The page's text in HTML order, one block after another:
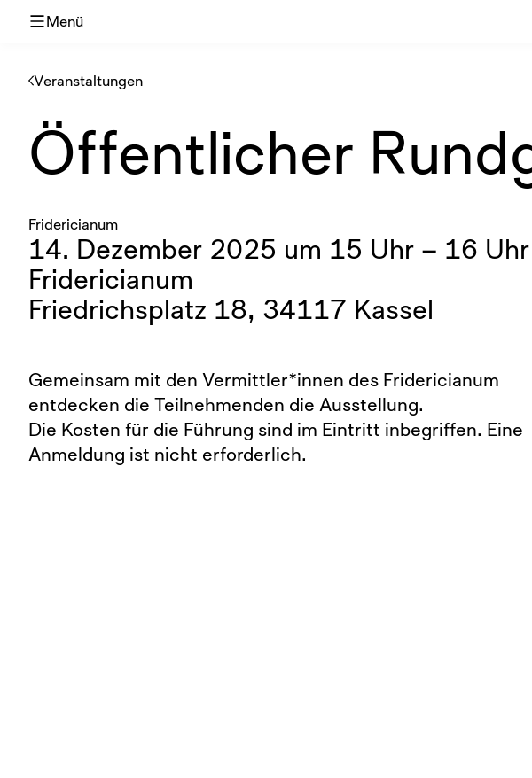
Menü
Veranstaltungen
Öffentlicher
Fridericianum
14. Dezember 2025 um 15 Uhr – 16 Uhr
Fridericianum
Friedrichsplatz 18, 34117 Kassel
Gemeinsam mit den Vermittler*innen des Fridericianum
entdecken die Teilnehmenden die Ausstellung.
Die Kosten für die Führung sind im Eintritt inbegriffen. Eine
Anmeldung ist nicht erforderlich.